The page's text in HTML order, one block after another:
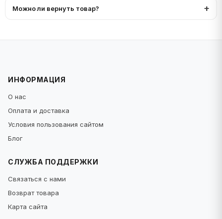
Можно ли вернуть товар?
ИНФОРМАЦИЯ
О нас
Оплата и доставка
Условия пользования сайтом
Блог
СЛУЖБА ПОДДЕРЖКИ
Связаться с нами
Возврат товара
Карта сайта